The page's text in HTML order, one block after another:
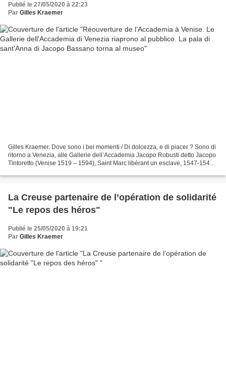
Publié le 27/05/2020 à 22:23
Par Gilles Kraemer
Gilles Kraemer. Dove sono i bei momenti / Di dolcezza, e di piacer ? Sono di
ritorno a Venezia, alle Gallerie dell’Accademia Jacopo Robusti detto Jacopo
Tintoretto (Venise 1519 – 1594), Saint Marc libérant un esclave, 1547-1548.
La Creuse partenaire de l’opération de solidarité
"Le repos des héros"
Publié le 25/05/2020 à 19:21
Par Gilles Kraemer